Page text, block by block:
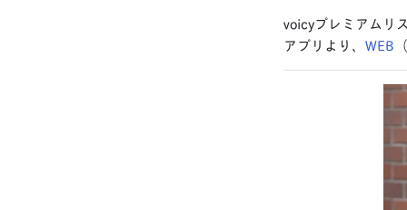
voicyプレミアムリ
アプリより、 WEB